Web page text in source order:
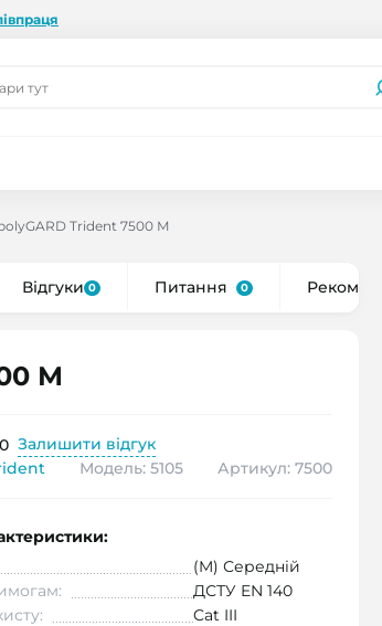
Trident 7500 М
Відгуки 0 Питання 0
М
0 Залишити відгук
Модель: 5105 Артикул: 7500
(M) Середній
ДСТУ EN 140
Cat III